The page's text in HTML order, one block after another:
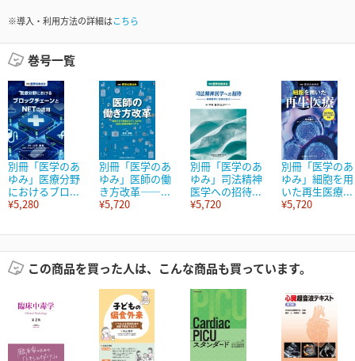
※導入・利用方法の詳細はこちら
巻号一覧
別冊「医学のあ
ゆみ」医療分野
におけるブロ...
¥5,280
別冊「医学のあ
ゆみ」医師の働
き方改革――...
¥5,720
別冊「医学のあ
ゆみ」司法精神
医学への招待...
¥5,720
別冊「医学のあ
ゆみ」細胞を用
いた再生医療...
¥5,720
この商品を買った人は、こんな商品も買っています。